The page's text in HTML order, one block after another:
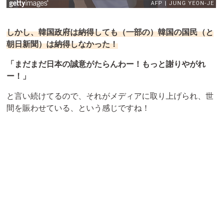
しかし、韓国政府は納得しても（一部の）韓国の国民（と
朝日新聞）は納得しなかった！
「まだまだ日本の誠意がたらんわー！もっと謝りやがれ
ー！」
と言い続けてるので、それがメディアに取り上げられ、世
間を賑わせている、という感じですね！